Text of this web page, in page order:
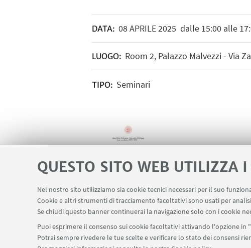
QUESTO SITO WEB UTILIZZA
Nel nostro sito utilizziamo sia cookie tecnici necessari per il suo
Cookie e altri strumenti di tracciamento facoltativi sono usati per
Se chiudi questo banner continuerai la navigazione solo con i cookie
Puoi esprimere il consenso sui cookie facoltativi attivando l'opzione in
Potrai sempre rivedere le tue scelte e verificare lo stato dei consensi
DATA: 08APRILE2025 dalle 15:00 alle
LUOGO: Room 2, Palazzo Malvezzi - Via
TIPO: Seminari